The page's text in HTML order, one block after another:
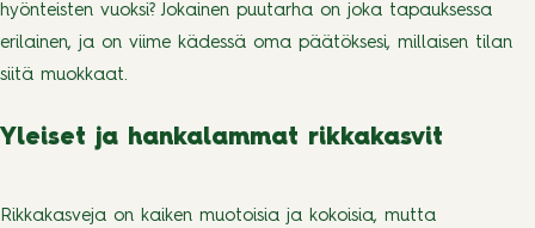
hyönteisten vuoksi? Jokainen puutarha on joka tapauksessa
erilainen, ja on viime kädessä oma päätöksesi, millaisen tilan
siitä muokkaat.
Yleiset ja hankalammat rikkakasvit
Rikkakasveja on kaiken muotoisia ja kokoisia, mutta